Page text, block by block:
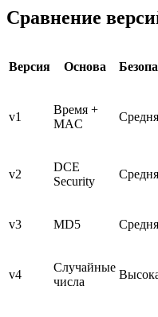
Сравнение
Версия Основа
v1
Время +
MAC
v2
DCE
Security
v3 MD5
v4
Случайные
числа